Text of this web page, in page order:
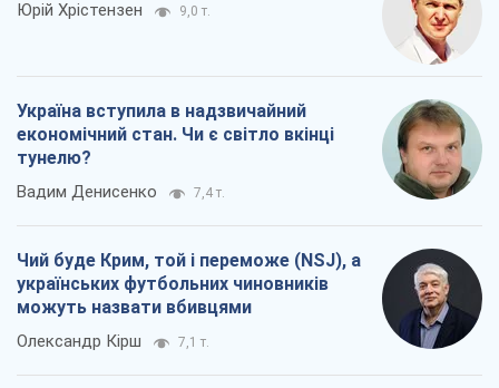
Юрій Хрістензен 9,0 т.
Україна вступила в надзвичайний
економічний стан. Чи є світло вкінці
тунелю?
Вадим Денисенко 7,4 т.
Чий буде Крим, той і переможе (NSJ), а
українських футбольних чиновників
можуть назвати вбивцями
Олександр Кірш 7,1 т.